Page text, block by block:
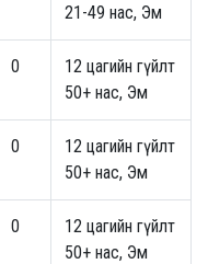
21-49 нас, Эм
0
12 цагийн гүйлт
50+ нас, Эм
0
12 цагийн гүйлт
50+ нас, Эм
0
12 цагийн гүйлт
50+ нас, Эм